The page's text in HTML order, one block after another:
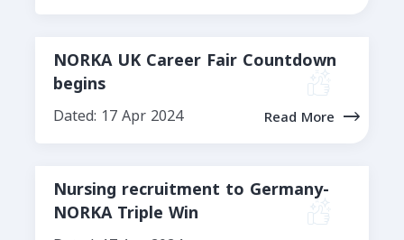
NORKA UK Career Fair Countdown
begins
Dated: 17 Apr 2024 Read More
Nursing recruitment to Germany-
NORKA Triple Win